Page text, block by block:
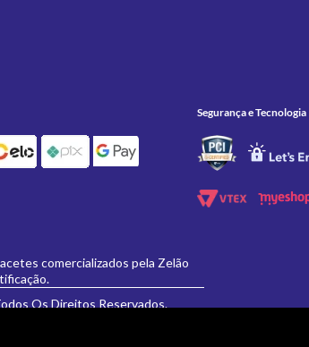
Segurança e Tecnologia
comercializados pela Zelão
Os Direitos Reservados.